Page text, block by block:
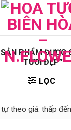
SẢN PHẨM ĐƯỢC
TƯƠI ĐẸP”
LỌC